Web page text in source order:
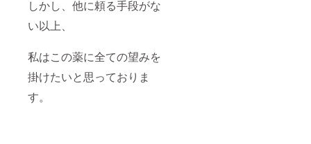
しかし、他に頼る手段がな
い以上、
私はこの薬に全ての望みを
掛けたいと思っておりま
す。